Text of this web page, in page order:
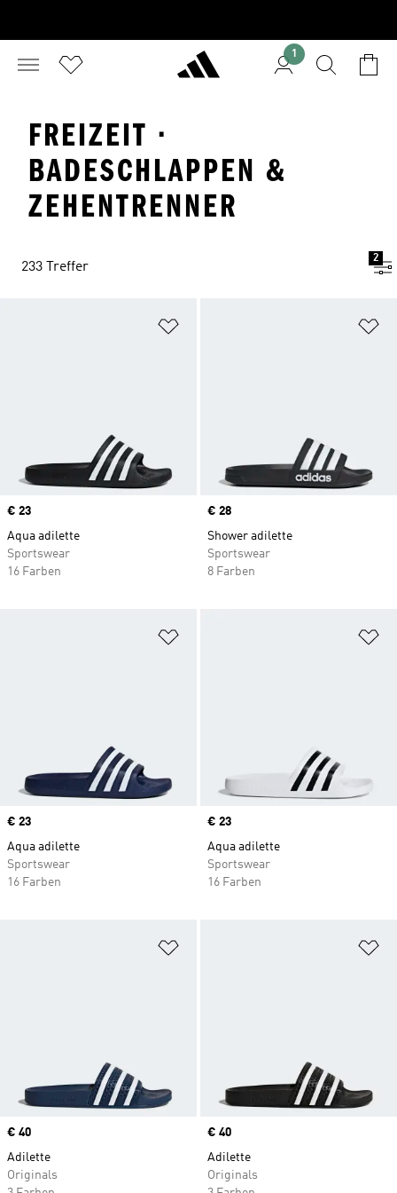
1
FREIZEIT ·
BADESCHLAPPEN &
ZEHENTRENNER
233 Treffer
2
Price
€ 23
Aqua adilette
Sportswear
16 Farben
Price
€ 28
Shower adilette
Sportswear
8 Farben
Price
€ 23
Aqua adilette
Sportswear
16 Farben
Price
€ 23
Aqua adilette
Sportswear
16 Farben
Price
€ 40
Adilette
Originals
Price
€ 40
Adilette
Originals